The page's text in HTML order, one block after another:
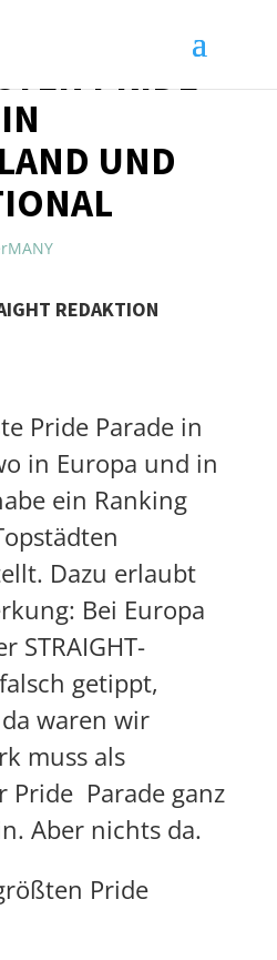
PRIDE P
D
UND I
REDAKTION
Pride Parade in
in Europa und in
ein Ranking
Dazu erlaubt
Bei Europa
STRAIGHT-
getippt,
waren wir
muss als
Pride Parade ganz
Aber nichts da.
Pride